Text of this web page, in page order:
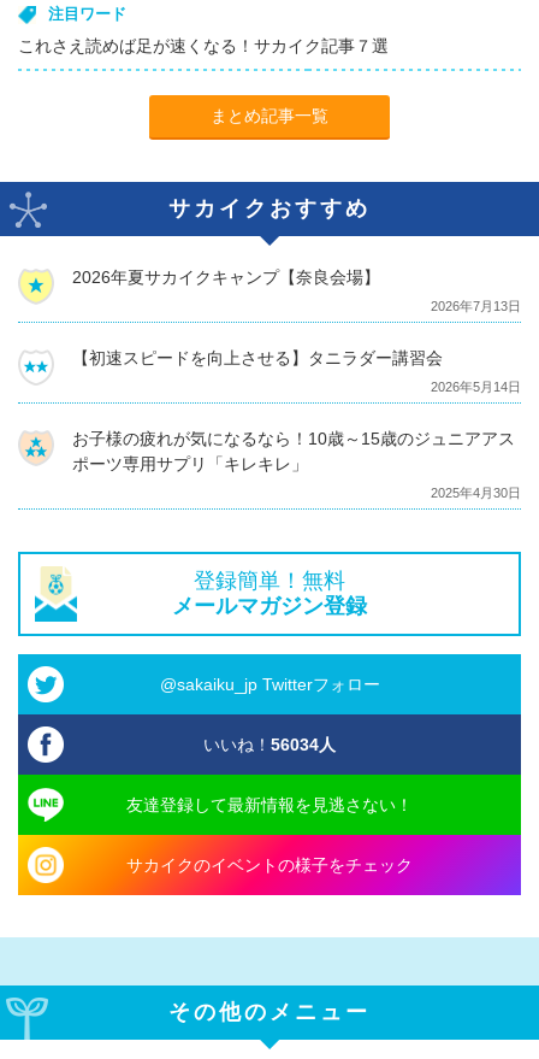
注目ワード
これさえ読めば足が速くなる！サカイク記事７選
まとめ記事一覧
サカイクおすすめ
2026年夏サカイクキャンプ【奈良会場】
2026年7月13日
【初速スピードを向上させる】タニラダー講習会
2026年5月14日
お子様の疲れが気になるなら！10歳～15歳のジュニアアス
ポーツ専用サプリ「キレキレ」
2025年4月30日
登録簡単！無料
メールマガジン登録
@sakaiku_jp Twitterフォロー
いいね！ 56034人
友達登録して最新情報を見逃さない！
サカイクのイベントの様子をチェック
その他のメニュー